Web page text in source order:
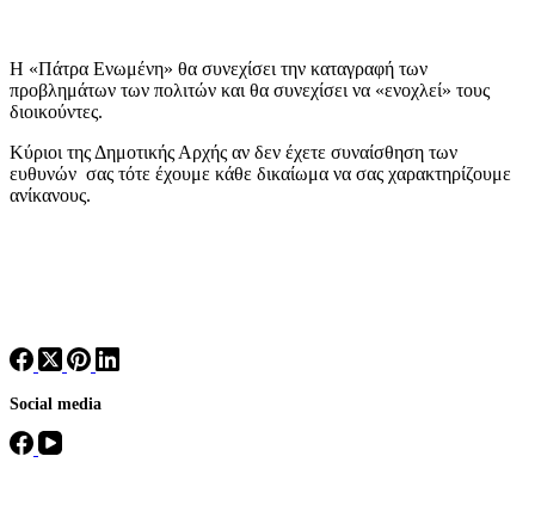
Η «Πάτρα Ενωμένη» θα συνεχίσει την καταγραφή των
προβλημάτων των πολιτών και θα συνεχίσει να «ενοχλεί» τους
διοικούντες.
Κύριοι της Δημοτικής Αρχής αν δεν έχετε συναίσθηση των
ευθυνών σας τότε έχουμε κάθε δικαίωμα να σας χαρακτηρίζουμε
ανίκανους.
Social media